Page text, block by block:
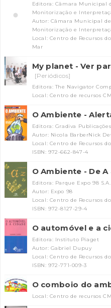
Editora: Câmara Municipal
Monitorização e
Autor: Câmara Municipal
Monitorização e
Local: Centro de Recursos
Mar
My planet - Ver
[Periódicos]
Editora: The Navigator
Local: Centro de recursos
O Ambiente -
Editora: Gradiva
Autor: Nicola BarberNick
Local: Centro de Recursos
ISBN: 972-662-847-4
O Ambiente - De A
Editora: Parque Expo 98 S.A.
Autor: Expo 98
Local: Centro de Recursos
ISBN: 972-8127-29-4
O automóvel e a
Editora: Instituto Piaget
Autor: Gabriel Dupuy
Local: Centro de Recursos
ISBN: 972-771-009-3
O comboio do
Local: Centro de recursos